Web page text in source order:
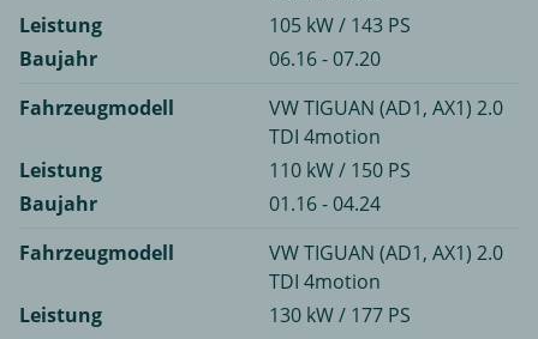
Leistung
105 kW / 143 PS
Baujahr
06.16 - 07.20
Fahrzeugmodell
VW TIGUAN (AD1, AX1) 2.0
TDI 4motion
Leistung
110 kW / 150 PS
Baujahr
01.16 - 04.24
Fahrzeugmodell
VW TIGUAN (AD1, AX1) 2.0
TDI 4motion
Leistung
130 kW / 177 PS